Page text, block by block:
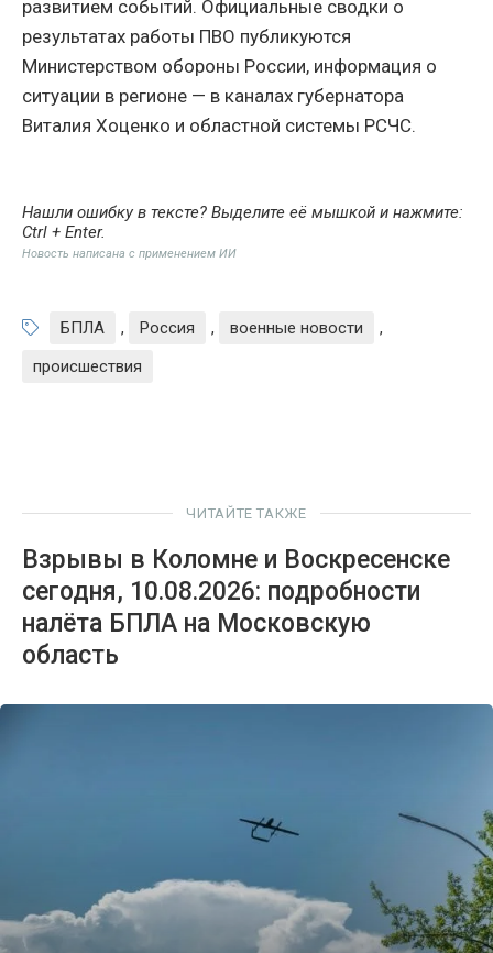
развитием событий. Официальные сводки о
результатах работы ПВО публикуются
Министерством обороны России, информация о
ситуации в регионе — в каналах губернатора
Виталия Хоценко и областной системы РСЧС.
Нашли ошибку в тексте? Выделите её мышкой и нажмите:
Ctrl + Enter.
Новость написана с применением ИИ
БПЛА , Россия , военные новости
,
происшествия
ЧИТАЙТЕ ТАКЖЕ
Взрывы в Коломне и Воскресенске
сегодня, 10.08.2026: подробности
налёта БПЛА на Московскую
область